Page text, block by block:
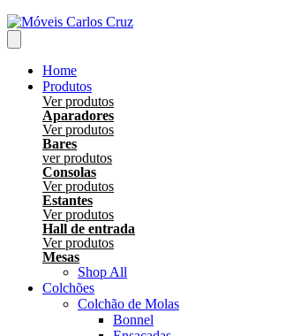
Home
Produtos
Ver produtos
Aparadores
Ver produtos
Bares
ver produtos
Consolas
Ver produtos
Estantes
Ver produtos
Hall de entrada
Ver produtos
Mesas
Shop All
Colchões
Colchão de Molas
Bonnel